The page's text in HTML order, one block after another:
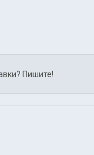
Пишите!